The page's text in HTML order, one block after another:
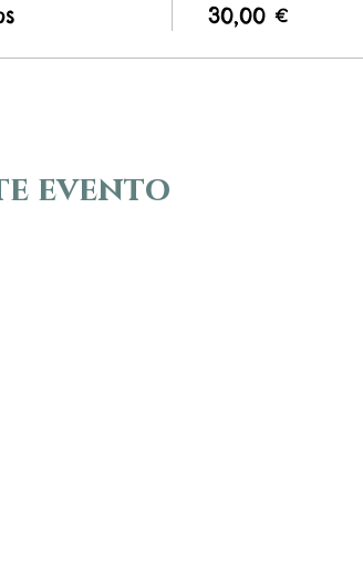
30,00 €
evento